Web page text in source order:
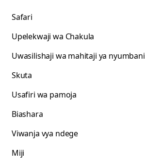
Safari
Upelekwaji wa Chakula
Uwasilishaji wa mahitaji ya nyumbani
Skuta
Usafiri wa pamoja
Biashara
Viwanja vya ndege
Miji